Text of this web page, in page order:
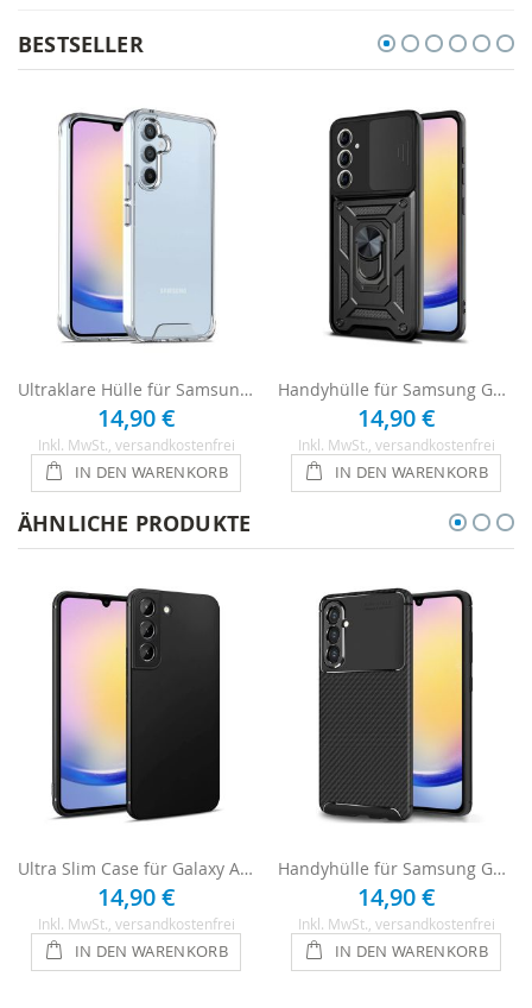
BESTSELLER
Ultraklare Hülle für Samsung Galaxy A25 - Transparent
14,90 €
Inkl. MwSt. , versandkostenfrei
IN DEN WARENKORB
Handyhülle für Samsung Galaxy A25 (5G) - Schwarz
14,90 €
Inkl. MwSt. , versandkostenfrei
IN DEN WARENKORB
ÄHNLICHE PRODUKTE
Ultra Slim Case für Galaxy A25 Handyhülle - Schwarz
14,90 €
Inkl. MwSt. , versandkostenfrei
IN DEN WARENKORB
Handyhülle für Samsung Galaxy A25 5G - Schwarz
14,90 €
Inkl. MwSt. , versandkostenfrei
IN DEN WARENKORB